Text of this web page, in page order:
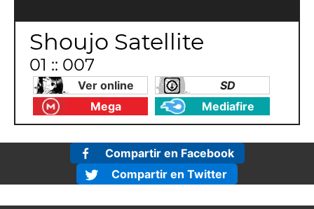
Shoujo Satellite
01 :: 007
Ver online
SD
Mega
Mediafire
Compartir en Facebook
Compartir en Twitter